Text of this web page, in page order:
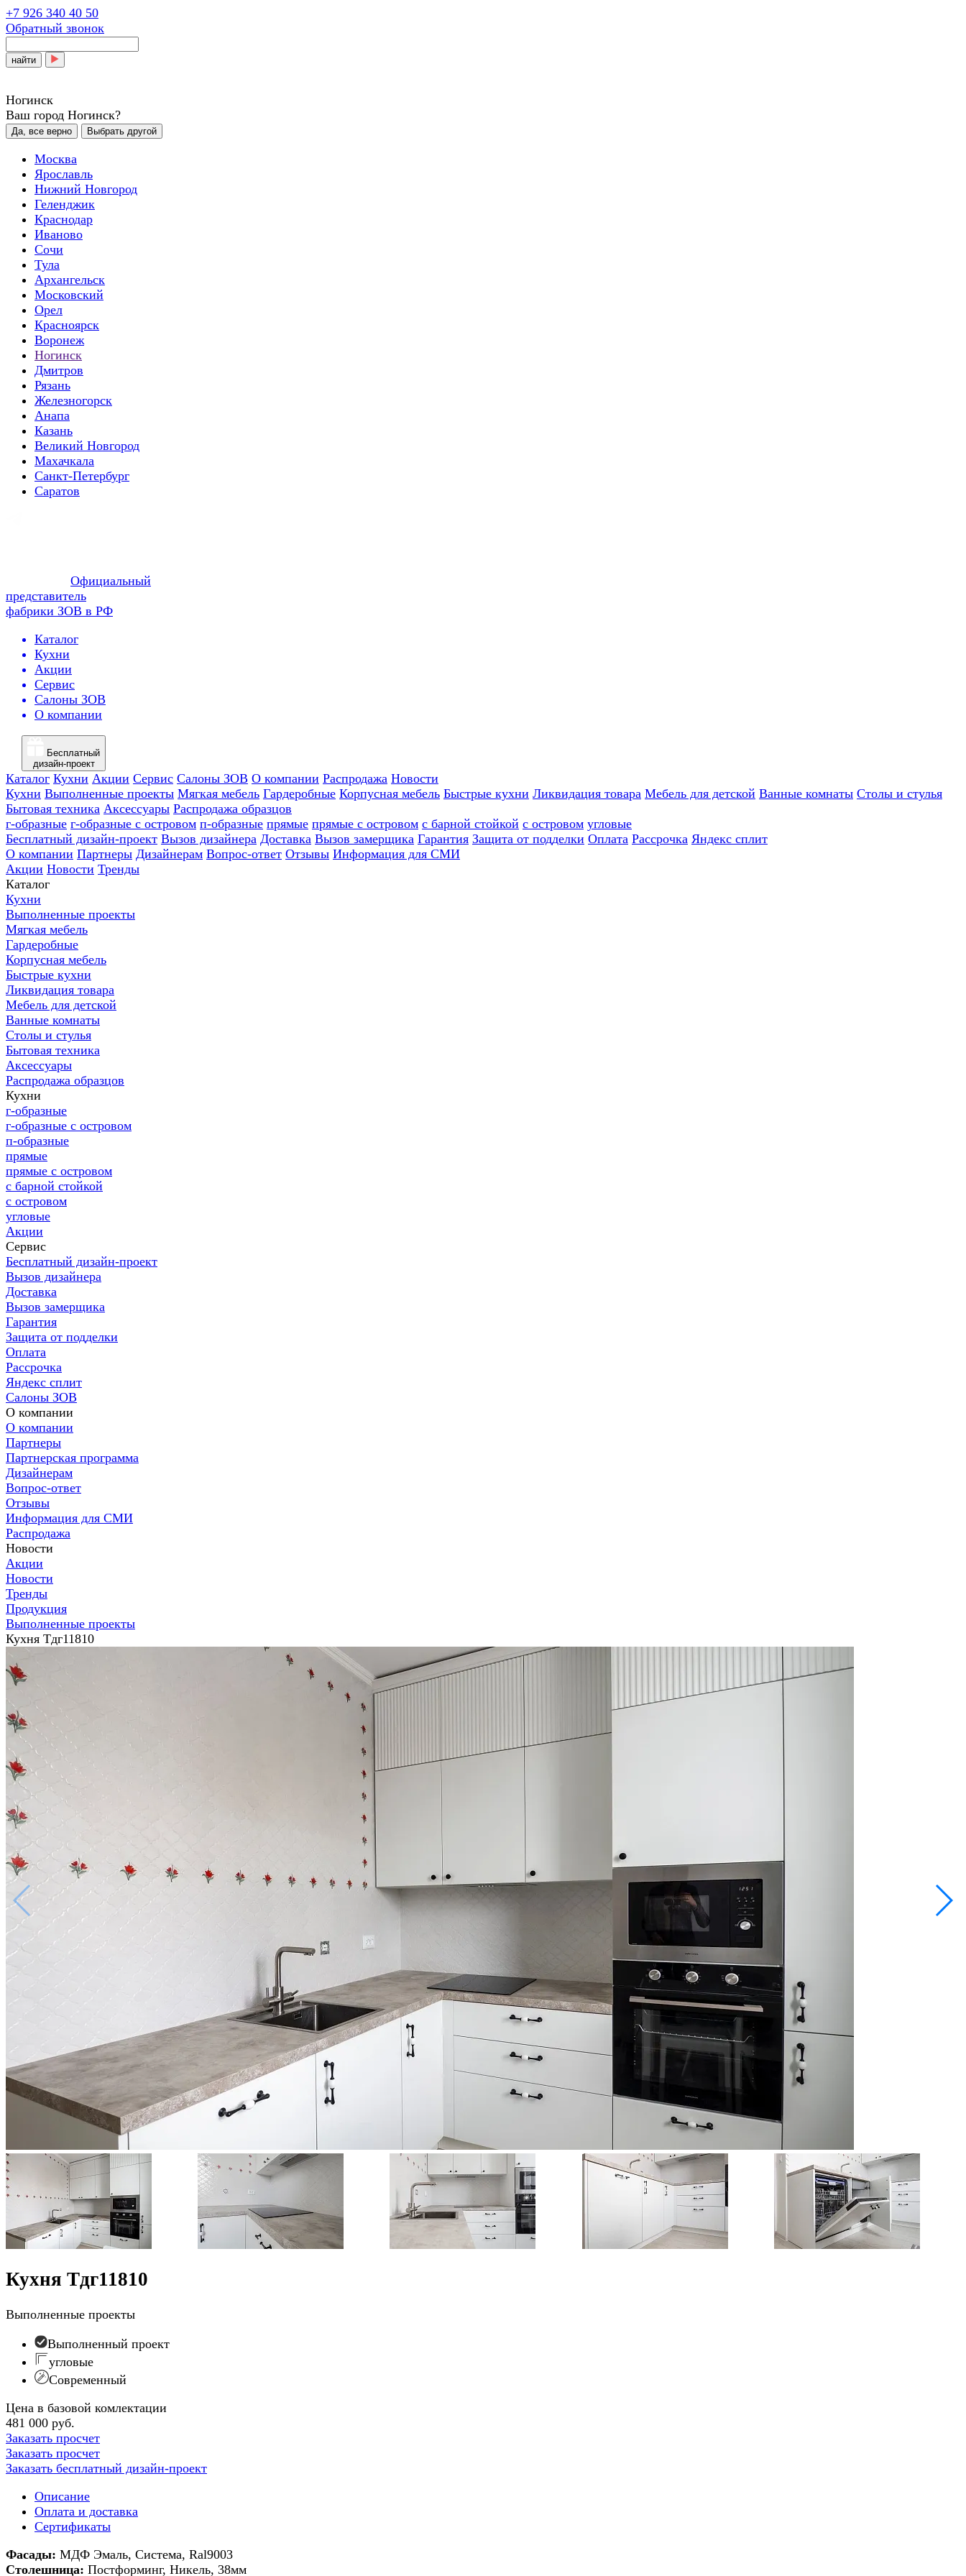
+7 926 340 40 50
Обратный звонок
найти
Ногинск
Ваш город Ногинск?
Да, все верно Выбрать другой
Москва
Ярославль
Нижний Новгород
Геленджик
Краснодар
Иваново
Сочи
Тула
Архангельск
Московский
Орел
Красноярск
Воронеж
Ногинск
Дмитров
Рязань
Железногорск
Анапа
Казань
Великий Новгород
Махачкала
Санкт-Петербург
Саратов
Официальный
представитель
фабрики ЗОВ в РФ
Каталог
Кухни
Акции
Сервис
Салоны ЗОВ
О компании
Бесплатный
дизайн-проект
Каталог Кухни Акции Сервис Салоны ЗОВ О компании Распродажа Новости
Кухни Выполненные проекты Мягкая мебель Гардеробные Корпусная мебель Быстрые кухни Ликвидация товара Мебель для детской Ванные комнаты Столы и стулья
Бытовая техника Аксессуары Распродажа образцов
г-образные г-образные с островом п-образные прямые прямые с островом с барной стойкой с островом угловые
Бесплатный дизайн-проект Вызов дизайнера Доставка Вызов замерщика Гарантия Защита от подделки Оплата Рассрочка Яндекс сплит
О компании Партнеры Дизайнерам Вопрос-ответ Отзывы Информация для СМИ
Акции Новости Тренды
Каталог
Кухни
Выполненные проекты
Мягкая мебель
Гардеробные
Корпусная мебель
Быстрые кухни
Ликвидация товара
Мебель для детской
Ванные комнаты
Столы и стулья
Бытовая техника
Аксессуары
Распродажа образцов
Кухни
г-образные
г-образные с островом
п-образные
прямые
прямые с островом
с барной стойкой
с островом
угловые
Акции
Сервис
Бесплатный дизайн-проект
Вызов дизайнера
Доставка
Вызов замерщика
Гарантия
Защита от подделки
Оплата
Рассрочка
Яндекс сплит
Салоны ЗОВ
О компании
О компании
Партнеры
Партнерская программа
Дизайнерам
Вопрос-ответ
Отзывы
Информация для СМИ
Распродажа
Новости
Акции
Новости
Тренды
Продукция
Выполненные проекты
Кухня Тдг11810
Кухня Тдг11810
Выполненные проекты
Выполненный проект
угловые
Современный
Цена в базовой комлектации
481 000 руб.
Заказать просчет
Заказать просчет
Заказать бесплатный дизайн-проект
Описание
Оплата и доставка
Сертификаты
Фасады: МДФ Эмаль, Система, Ral9003
Столешница: Постформинг, Никель, 38мм